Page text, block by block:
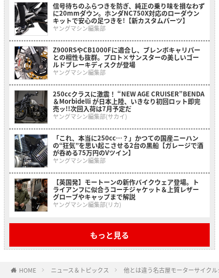
信号待ちのふらつきを防ぎ、純正の乗り味を損なわず
に20mmダウン。ホンダNC750X対応のローダウン
キットで安心の足つきを!【新カスタムパーツ】
ヤングマシン編集部
Z900RSやCB1000Fに適合し、ブレンボキャリパー
との相性も抜群。プロト×サンスターの美しいゴー
ルドブレーキディスクが登場
ヤングマシン編集部
250ccクラスに激震！ “NEW AGE CRUISER”BENDA
＆Morbidelli が日本上陸、いきなり初回ロット即完
売ッ!!次回入荷は7月予定だ
ヤングマシン編集部(サカイ)
「これ、本当に250cc…？」かつての国産ニーハン
の“狂気”を思い起こさせる2台の黒船【ガレージで酒
が呑める75万円のVツイン】
ヤングマシン編集部
【英国発】モートーンの新作バイクウェア登場。ト
ライアンフに似合うコーチジャケット＆上質レザー
グローブやキャップまで解説
ヤングマシン編集部(リカ)
もっと見る
HOME ニュース＆トピックス 他とは違う名古屋モーターサイク